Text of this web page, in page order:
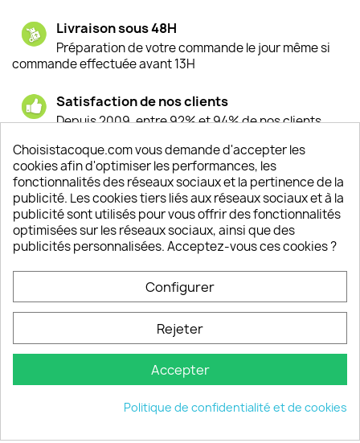
Livraison sous 48H
Préparation de votre commande le jour même si
commande effectuée avant 13H
Satisfaction de nos clients
Depuis 2009, entre 92% et 94% de nos clients
Un SAV à votre écoute
Notre SAV est disponible 6/7J de 10h à 18H
INFORMATIONS 
VOTRE COMPTE 
INFORMATIONS keyboard_arrow_down
© 2026 - choisistacoque.com
Choisistacoque.com vous demande d'accepter les
cookies afin d'optimiser les performances, les
fonctionnalités des réseaux sociaux et la pertinence de la
publicité. Les cookies tiers liés aux réseaux sociaux et à la
publicité sont utilisés pour vous offrir des fonctionnalités
optimisées sur les réseaux sociaux, ainsi que des
publicités personnalisées. Acceptez-vous ces cookies ?
Configurer
Rejeter
Accepter
Politique de confidentialité et de cookies